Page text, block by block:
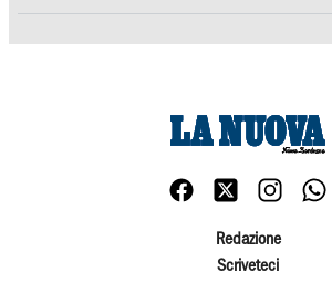
Redazione
Scriveteci